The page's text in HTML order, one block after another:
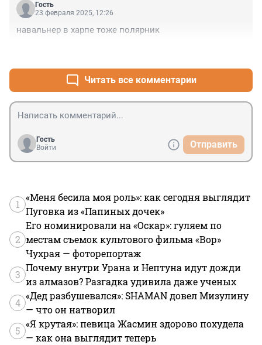
Гость
23 февраля 2025, 12:26
навальнер в харпе тоже полярник
Читать все комментарии
Гость
Войти
Отправить
1
«Меня бесила моя роль»: как сегодня выглядит
Пуговка из «Папиных дочек»
2
Его номинировали на «Оскар»: гуляем по
местам съемок культового фильма «Вор»
Чухрая — фоторепортаж
3
Почему внутри Урана и Нептуна идут дожди
из алмазов? Разгадка удивила даже ученых
4
«Дед разбушевался»: SHAMAN довел Мизулину
— что он натворил
5
«Я крутая»: певица Жасмин здорово похудела
— как она выглядит теперь